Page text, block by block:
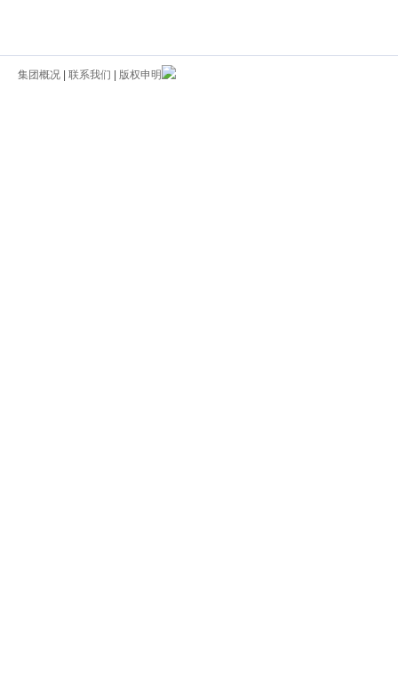
集团概况 联系我们 版权申明